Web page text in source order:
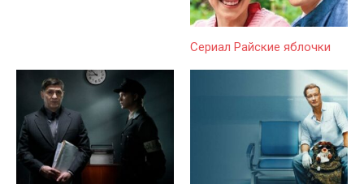
Сериал Райские яблочки